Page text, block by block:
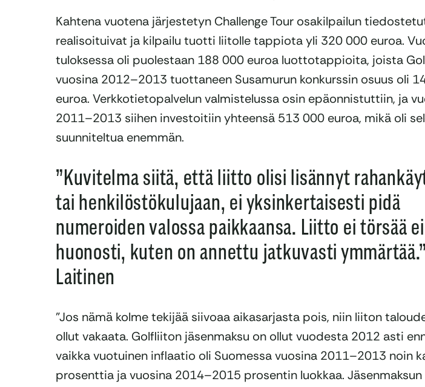
Kahtena vuotena järjestetyn Challenge Tour osakilpailun
realisoituivat ja kilpailu tuotti liitolle tappiota yli 320 000 euroa.
tuloksessa oli puolestaan 188 000 euroa luottotappioita, joista
vuosina 2012–2013 tuottaneen Susamurun konkurssin osuus oli
euroa. Verkkotietopalvelun valmistelussa osin epäonnistuttiin, ja
2011–2013 siihen investoitiin yhteensä 513 000 euroa, mikä oli
suunniteltua enemmän.
”Kuvitelma siitä, että liitto olisi lisännyt
tai henkilöstökulujaan, ei yksinkertaisesti pidä
numeroiden valossa paikkaansa. Liitto ei törsää
huonosti, kuten on annettu jatkuvasti
Laitinen
”Jos nämä kolme tekijää siivoaa aikasarjasta pois, niin liiton
ollut vakaata. Golfliiton jäsenmaksu on ollut vuodesta 2012 asti
vaikka vuotuinen inflaatio oli Suomessa vuosina 2011–2013 noin
prosenttia ja vuosina 2014–2015 prosentin luokkaa.